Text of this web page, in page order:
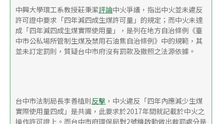
中興大學環工系教授莊秉潔評論中火爭議，指出中火並未違反
許可證中要求「四年減四成生煤許可量」的規定；而中火未達
成「四年減四成生煤實際使用量」，是列在地方自治條例《臺
中市公私場所管制生煤及禁用石油焦自治條例》中的規範，其
並未訂定罰則，質疑台中市府沒有罰款及撤照之法源依據。
台中市法制局長李善植則反擊 ，中火違反「四年內應減少生煤
實際使用量四成」是共識，此要求於2017年間就記載於中火之
操作許可證上。而台中市府環保局對2號機啟動做出裁罰處分是